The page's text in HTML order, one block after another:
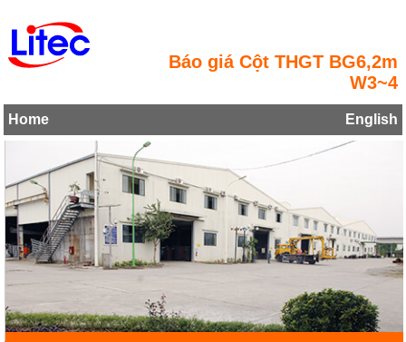
Báo giá Cột THGT BG6,2m
W3~4
Home English